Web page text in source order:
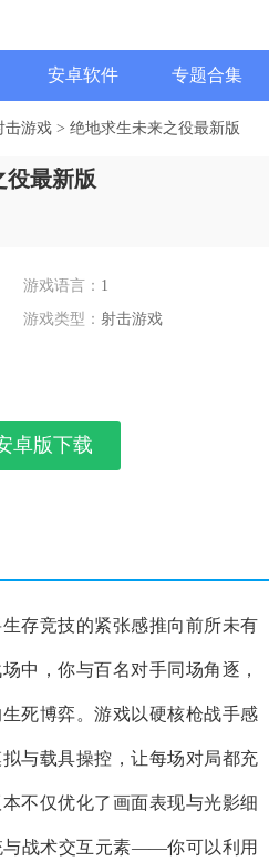
安卓软件 专题合集
击游戏 > 绝地求生未来之役最新版
役最新版
游戏语言： 1
游戏类型：射击游戏
卓版下载
存竞技的紧张感推向前所未有
中，你与百名对手同场角逐，
死博弈。游戏以硬核枪战手感
与载具操控，让每场对局都充
不仅优化了画面表现与光影细
与战术交互元素——你可以利用